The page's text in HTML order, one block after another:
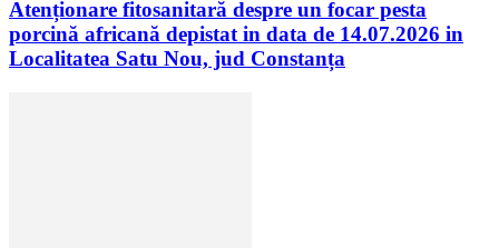
Atenționare fitosanitară despre un focar pesta
porcină africană depistat in data de 14.07.2026 in
Localitatea Satu Nou, jud Constanța